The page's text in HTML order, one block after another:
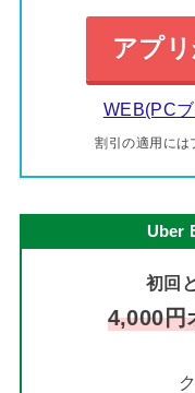
アプ
WEB(PC
割引の適用には
Uber
初回
4,000円